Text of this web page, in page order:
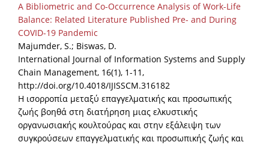
A Bibliometric and Co-Occurrence Analysis of Work-Life
Balance: Related Literature Published Pre- and During
COVID-19 Pandemic
Majumder, S.; Biswas, D.
International Journal of Information Systems and Supply
Chain Management, 16(1), 1-11,
http://doi.org/10.4018/IJISSCM.316182
Η ισορροπία μεταξύ επαγγελματικής και προσωπικής
ζωής βοηθά στη διατήρηση μιας ελκυστικής
οργανωσιακής κουλτούρας και στην εξάλειψη των
συγκρούσεων επαγγελματικής και προσωπικής ζωής και